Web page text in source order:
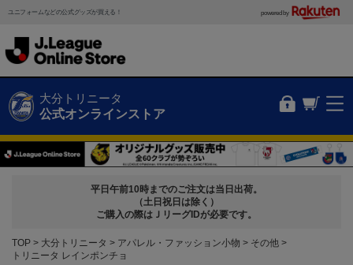
ユニフォームなどの公式グッズが買える！ powered by
大分トリニータ
公式オンラインストア
平日午前10時までのご注文は当日出荷。
（土日祝日は除く）
ご購入の際はＪリーグIDが必要です。
TOP 大分トリニータ アパレル・ファッション小物
その他
トリニータ レインポンチョ